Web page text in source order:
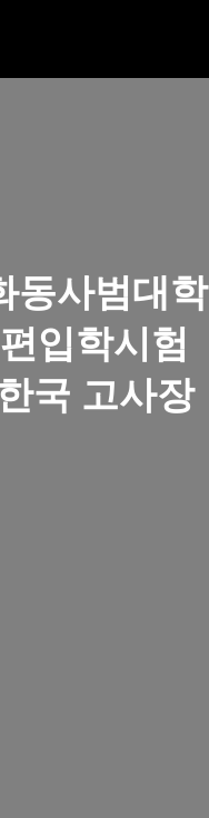
동사범대학
편입학시험
국 고사장